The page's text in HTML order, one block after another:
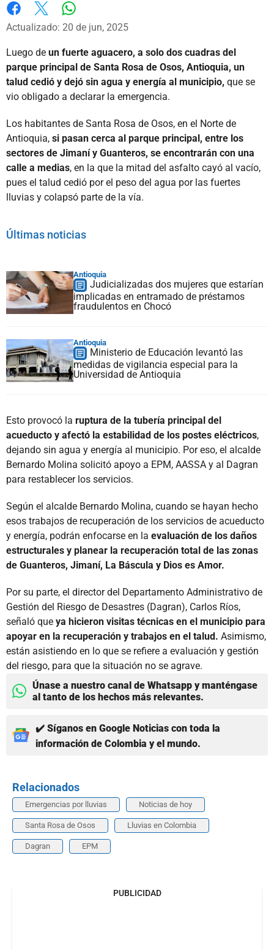
Facebook
X
Actualizado: 20 de jun, 2025
Luego de un fuerte aguacero, a solo dos cuadras del
parque principal de Santa Rosa de Osos, Antioquia, un
talud cedió y dejó sin agua y energía al municipio, que se
vio obligado a declarar la emergencia.
Los habitantes de Santa Rosa de Osos, en el Norte de
Antioquia, si pasan cerca al parque principal, entre los
sectores de Jimaní y Guanteros, se encontrarán con una
calle a medias, en la que la mitad del asfalto cayó al vacío,
pues el talud cedió por el peso del agua por las fuertes
lluvias y colapsó parte de la vía.
Últimas noticias
Antioquia
Judicializadas dos mujeres que estarían
implicadas en entramado de préstamos
fraudulentos en Chocó
Antioquia
Ministerio de Educación levantó las
medidas de vigilancia especial para la
Universidad de Antioquia
Esto provocó la ruptura de la tubería principal del
acueducto y afectó la estabilidad de los postes eléctricos,
dejando sin agua y energía al municipio. Por eso, el alcalde
Bernardo Molina solicitó apoyo a EPM, AASSA y al Dagran
para restablecer los servicios.
Según el alcalde Bernardo Molina, cuando se hayan hecho
esos trabajos de recuperación de los servicios de acueducto
y energía, podrán enfocarse en la evaluación de los daños
estructurales y planear la recuperación total de las zonas
de Guanteros, Jimaní, La Báscula y Dios es Amor.
Por su parte, el director del Departamento Administrativo de
Gestión del Riesgo de Desastres (Dagran), Carlos Ríos,
señaló que ya hicieron visitas técnicas en el municipio para
apoyar en la recuperación y trabajos en el talud. Asimismo,
están asistiendo en lo que se refiere a evaluación y gestión
del riesgo, para que la situación no se agrave.
Únase a nuestro canal de Whatsapp y manténgase
al tanto de los hechos más relevantes.
✔️ Síganos en Google Noticias con toda la
información de Colombia y el mundo.
Relacionados
Emergencias por lluvias Noticias de hoy
Santa Rosa de Osos Lluvias en Colombia
Dagran EPM
PUBLICIDAD